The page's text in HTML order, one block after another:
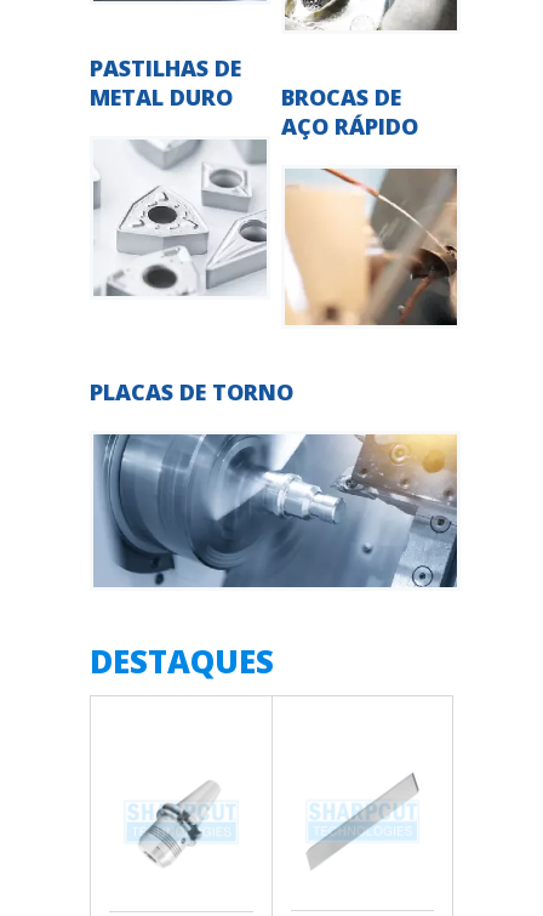
PASTILHAS DE
METAL DURO
BROCAS DE
AÇO RÁPIDO
PLACAS DE TORNO
DESTAQUES